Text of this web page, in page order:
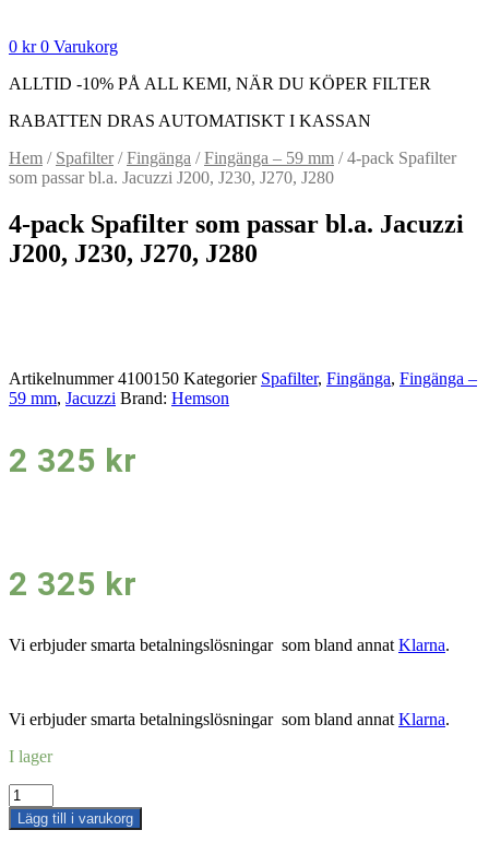
0 kr 0 Varukorg
ALLTID -10% PÅ ALL KEMI, NÄR DU KÖPER FILTER
RABATTEN DRAS AUTOMATISKT I KASSAN
Hem / Spafilter/Fingänga /Fingänga – 59 mm / 4-pack Spafilter
som passar bl.a. Jacuzzi J200, J230, J270, J280
4-pack Spafilter som passar bl.a. Jacuzzi
J200, J230, J270, J280
Artikelnummer4100150 Kategorier Spafilter, Fingänga, Fingänga –
59 mm, Jacuzzi Brand: Hemson
2 325 kr
2 325 kr
Vi erbjuder smarta betalningslösningar som bland annat Klarna.
Vi erbjuder smarta betalningslösningar som bland annat Klarna.
I lager
4-
pack
Spafilter
Lägg till i varukorg